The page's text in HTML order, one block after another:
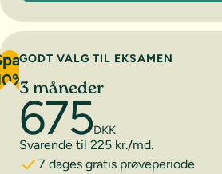
GODT VALG TIL EKSAMEN
3 måneder
675DKK
Svarende til 225 kr./md.
7 dages gratis prøveperiode